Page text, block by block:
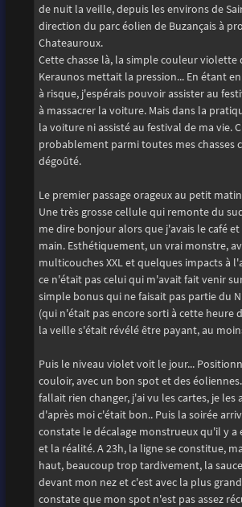
de nuit la veille, depuis les environs de
direction du parc éolien de Buzançais à
Chateauroux.
Cette chasse là, la simple couleur violette
Keraunos mettait la pression... En étant
à risque, j'espérais pouvoir assister au
à massacrer la voiture. Mais dans la
la voiture ni assisté au festival de ma vie.
probablement parmi toutes mes chasses
dégoûté.
Le premier passage orageux au petit
Une très grosse cellule qui remonte du
me dire bonjour alors que j'avais le café
main. Esthétiquement, un vrai monstre,
multicouches XXL et quelques impacts à
ce n'était pas celui qui m'avait fait venir
simple bonus qui ne faisait pas partie du
(qui n'était pas encore sorti à cette heure
la veille s'était révélé être payant, au
Puis le niveau violet voit le jour...
couloir, avec un bon spot et des
fallait rien changer, j'ai vu les cartes, je les
d'après moi c'était bon.. Puis la soirée
constate le décalage monstrueux qu'il y a
et la réalité. A 23h, la ligne se constitue,
haut, beaucoup trop tardivement, la
devant mon nez et c'est avec la plus
constate que mon spot n'est pas assez